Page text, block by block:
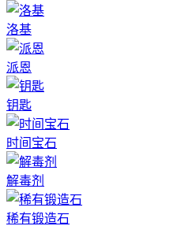
洛基
派恩
钥匙
时间宝石
解毒剂
稀有锻造石